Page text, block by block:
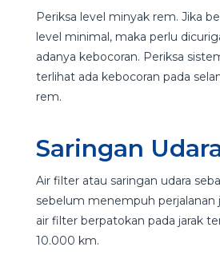
Periksa level minyak rem. Jika
level minimal, maka perlu
adanya kebocoran. Periksa
terlihat ada kebocoran pada
rem.
Saringan
Air filter atau saringan udara
sebelum menempuh perjalanan
air filter berpatokan pada jarak
10.000 km.